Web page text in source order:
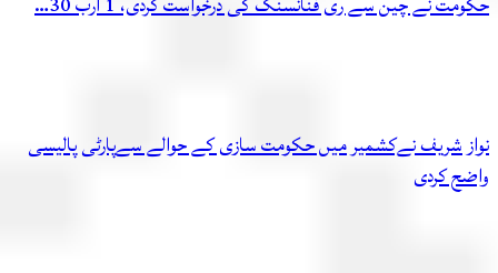
نواز شریف نےکشمیر میں حکومت سازی کے حوالے سےپارٹی پالیسی
واضح کردی